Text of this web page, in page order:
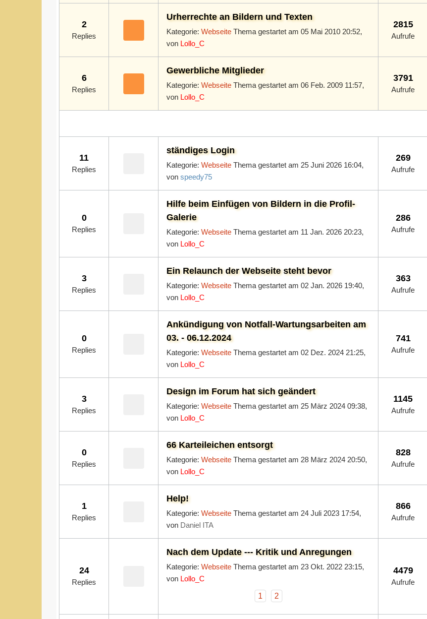
2
Replies
Urherrechte an Bildern und Texten
Kategorie: Webseite Thema gestartet am 05 Mai 2010 20:52,
von Lollo_C
2815
Aufrufe
6
Replies
Gewerbliche Mitglieder
Kategorie: Webseite Thema gestartet am 06 Feb. 2009 11:57,
von Lollo_C
3791
Aufrufe
11
Replies
ständiges Login
Kategorie: Webseite Thema gestartet am 25 Juni 2026 16:04,
von speedy75
269
Aufrufe
0
Replies
Hilfe beim Einfügen von Bildern in die Profil-
Galerie
Kategorie: Webseite Thema gestartet am 11 Jan. 2026 20:23,
von Lollo_C
286
Aufrufe
3
Replies
Ein Relaunch der Webseite steht bevor
Kategorie: Webseite Thema gestartet am 02 Jan. 2026 19:40,
von Lollo_C
363
Aufrufe
0
Replies
Ankündigung von Notfall-Wartungsarbeiten am
03. - 06.12.2024
Kategorie: Webseite Thema gestartet am 02 Dez. 2024 21:25,
von Lollo_C
741
Aufrufe
3
Replies
Design im Forum hat sich geändert
Kategorie: Webseite Thema gestartet am 25 März 2024 09:38,
von Lollo_C
1145
Aufrufe
0
Replies
66 Karteileichen entsorgt
Kategorie: Webseite Thema gestartet am 28 März 2024 20:50,
von Lollo_C
828
Aufrufe
1
Replies
Help!
Kategorie: Webseite Thema gestartet am 24 Juli 2023 17:54,
von Daniel ITA
866
Aufrufe
24
Replies
Nach dem Update --- Kritik und Anregungen
Kategorie: Webseite Thema gestartet am 23 Okt. 2022 23:15,
von Lollo_C
1 2
4479
Aufrufe